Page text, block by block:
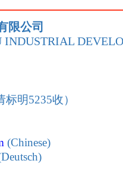
限公司
明5235收）
(Chinese)